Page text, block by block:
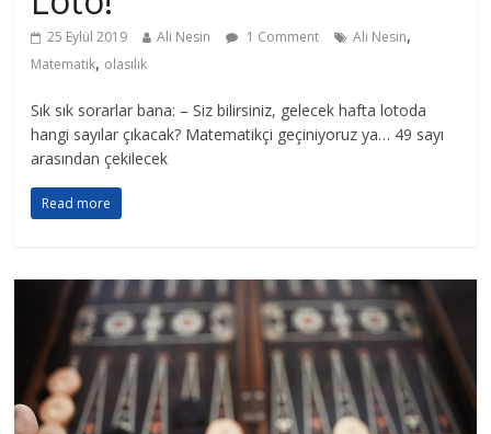
25 Eylül 2019 Ali Nesin 1 Comment Ali Nesin,
Matematik, olasılık
Sık sık sorarlar bana: – Siz bilirsiniz, gelecek hafta lotoda
hangi sayılar çıkacak? Matematikçi geçiniyoruz ya… 49 sayı
arasından çekilecek
Read more